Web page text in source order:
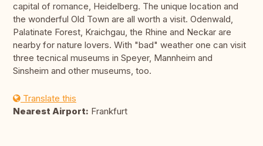
capital of romance, Heidelberg. The unique location and
the wonderful Old Town are all worth a visit. Odenwald,
Palatinate Forest, Kraichgau, the Rhine and Neckar are
nearby for nature lovers. With "bad" weather one can visit
three tecnical museums in Speyer, Mannheim and
Sinsheim and other museums, too.
Translate this
Nearest Airport: Frankfurt